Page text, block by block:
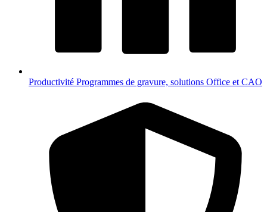
Productivité Programmes de gravure, solutions Office et CAO